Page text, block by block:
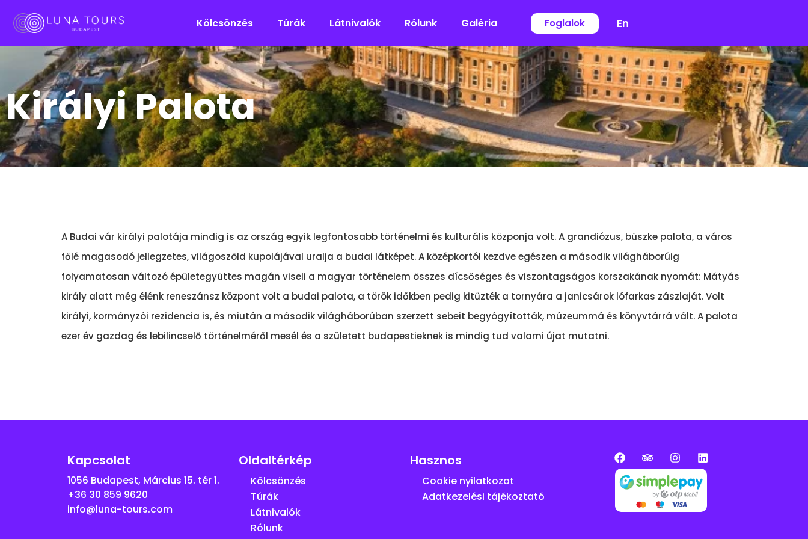
Kölcsönzés Túrák Látnivalók Rólunk Galéria Foglalok En
Királyi Palota
A Budai vár királyi palotája mindig is az ország egyik legfontosabb történelmi és kulturális közponja volt. A grandiózus, büszke palota, a város
főlé magasodó jellegzetes, világoszöld kupolájával uralja a budai látképet. A középkortól kezdve egészen a második világháborúig
folyamatosan változó épületegyüttes magán viseli a magyar történelem összes dícsőséges és viszontagságos korszakának nyomát: Mátyás
király alatt még élénk reneszánsz központ volt a budai palota, a török időkben pedig kitűzték a tornyára a janicsárok lófarkas zászlaját. Volt
királyi, kormányzói rezidencia is, és miután a második világháborúban szerzett sebeit begyógyították, múzeummá és könyvtárrá vált. A palota
ezer év gazdag és lebilincselő történelméről mesél és a született budapestieknek is mindig tud valami újat mutatni.
Kapcsolat
1056 Budapest, Március 15. tér 1.
+36 30 859 9620
info@luna-tours.com
Oldaltérkép
Kölcsönzés
Túrák
Látnivalók
Rólunk
Hasznos
Cookie nyilatkozat
Adatkezelési tájékoztató